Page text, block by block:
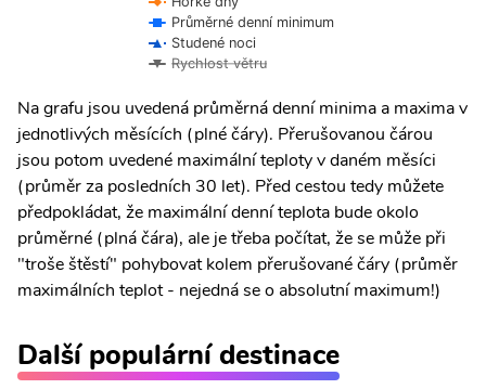
Průměrné denní minimum
Studené noci
Rychlost větru
Na grafu jsou uvedená průměrná denní minima a maxima v
jednotlivých měsících (plné čáry). Přerušovanou čárou
jsou potom uvedené maximální teploty v daném měsíci
(průměr za posledních 30 let). Před cestou tedy můžete
předpokládat, že maximální denní teplota bude okolo
průměrné (plná čára), ale je třeba počítat, že se může při
"troše štěstí" pohybovat kolem přerušované čáry (průměr
maximálních teplot - nejedná se o absolutní maximum!)
Další populární destinace